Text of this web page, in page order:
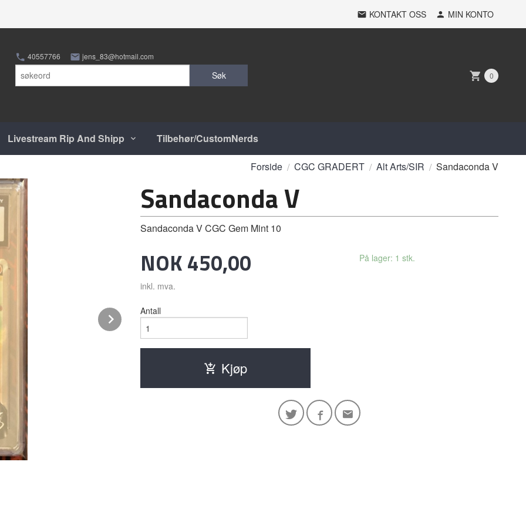
KONTAKT OSS MIN KONTO
40557766 jens_83@hotmail.com
Søk 0
Livestream Rip And Shipp Tilbehør/CustomNerds
Forside CGC GRADERT Alt Arts/SIR Sandaconda V
Next
Sandaconda V
Sandaconda V CGC Gem Mint 10
Pris
NOK450,00
inkl. mva.
På lager: 1 stk.
Antall
Kjøp